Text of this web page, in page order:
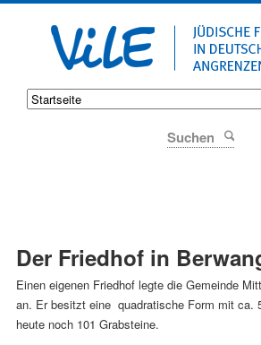
Der Friedhof in
Einen eigenen Friedhof legte die Gemeinde
an. Er besitzt eine quadratische Form mit ca.
heute noch 101 Grabsteine.